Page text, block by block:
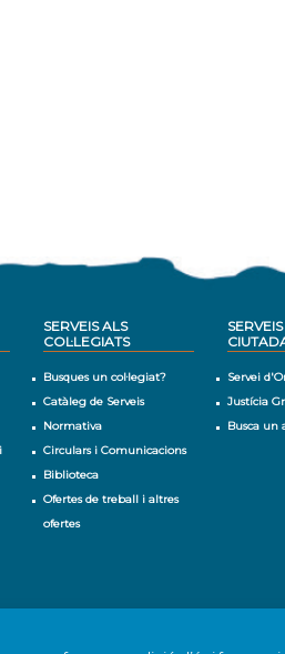
SERVEIS ALS
COL·LEGIATS
Busques un col·legiat?
Catàleg de Serveis
Normativa
Circulars i Comunicacions
Biblioteca
Ofertes de treball i altres
ofertes
Servei
Justícia
Busca un